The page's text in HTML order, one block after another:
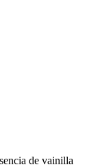
de vainilla